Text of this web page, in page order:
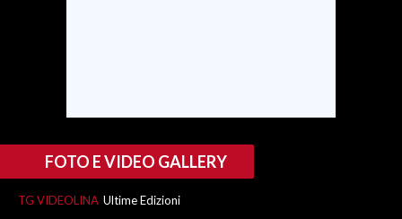
3 MINUTI CON
INSULARITÀ
FOTO E VIDEO GALLERY
TG VIDEOLINA Ultime Edizioni